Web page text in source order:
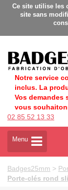
- Fabrication
Ce site utilise les
site sans
Notre service
inclus. La
Vos demandes
vous
02 85 52 13 33
A
t
v
e
Menu
Badges25mm >
Porte-clés rond